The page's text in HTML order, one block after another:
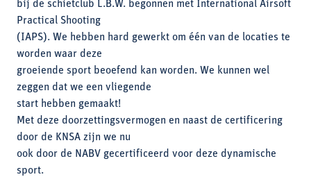
bij de schietclub L.B.W. begonnen met International Airsoft
Practical Shooting
(IAPS). We hebben hard gewerkt om één van de locaties te
worden waar deze
groeiende sport beoefend kan worden. We kunnen wel
zeggen dat we een vliegende
start hebben gemaakt!
Met deze doorzettingsvermogen en naast de certificering
door de KNSA zijn we nu
ook door de NABV gecertificeerd voor deze dynamische
sport.